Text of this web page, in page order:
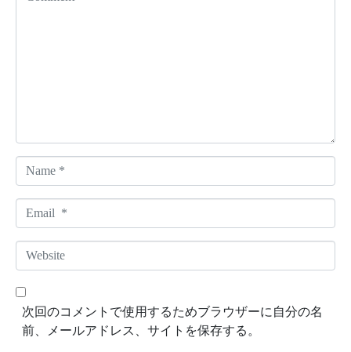
a
m
*
m
a
*
W
e
b
次回のコメントで使用するためブラウザーに自分の名
前、メールアドレス、サイトを保存する。